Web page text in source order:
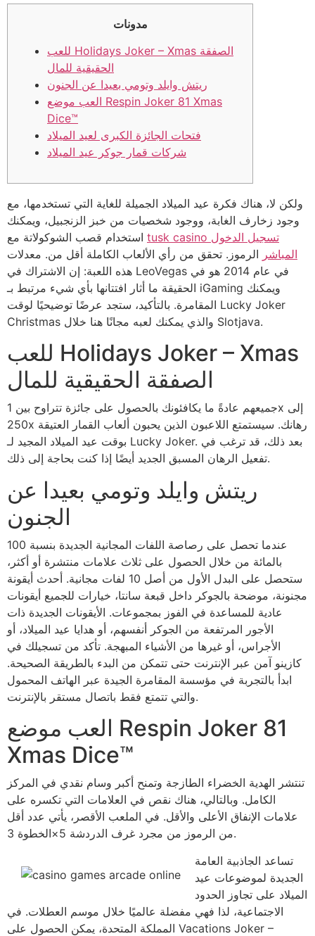
مدونات
للعب Holidays Joker – Xmas الصفقة
الحقيقية للمال
ريتش وايلد وتومي بعيدا عن الجنون
العب موضع Respin Joker 81 Xmas
Dice™
فتحات الجائزة الكبرى لعيد الميلاد
شركات قمار جوكر عيد الميلاد
ولكن لا، هناك فكرة عيد الميلاد الجميلة للغاية التي تستخدمها، مع
وجود زخارف الغابة، ووجود شخصيات من خبز الزنجبيل، ويمكنك
tusk casino تسجيل الدخول
المباشر الرموز. تحقق من رأي الألعاب الكاملة أقل من. معدلات
هذه اللعبة: إن الاشتراك في LeoVegas في عام 2014 هو في
الحقيقة ما أثار افتتانها بأي شيء مرتبط بـ iGaming ويمكنك
المقامرة. بالتأكيد، ستجد عرضًا توضيحيًا لوقت Lucky Joker
Christmas والذي يمكنك لعبه مجانًا هنا خلال Slotjava.
للعب Holidays Joker – Xmas
الصفقة الحقيقية للمال
جميعهم عادةً ما يكافئونك بالحصول على جائزة تتراوح بين 1x إلى
250x رهانك. سيستمتع اللاعبون الذين يحبون ألعاب القمار العتيقة
بوقت عيد الميلاد المجيد لـ Lucky Joker. بعد ذلك، قد ترغب في
تفعيل الرهان المسبق الجديد أيضًا إذا كنت بحاجة إلى ذلك.
ريتش وايلد وتومي بعيدا عن
الجنون
عندما تحصل على رصاصة اللفات المجانية الجديدة بنسبة 100
بالمائة من خلال الحصول على ثلاث علامات منتشرة أو أكثر،
ستحصل على البدل الأول من أصل 10 لفات مجانية. أحدث أيقونة
مجنونة، موضحة بالجوكر داخل قبعة سانتا، خيارات للجميع أيقونات
عادية للمساعدة في الفوز بمجموعات. الأيقونات الجديدة ذات
الأجور المرتفعة من الجوكر أنفسهم، أو هدايا عيد الميلاد، أو
الأجراس، أو غيرها من الأشياء المبهجة. تأكد من تسجيلك في
كازينو آمن عبر الإنترنت حتى تتمكن من البدء بالطريقة الصحيحة.
ابدأ بالتجربة في مؤسسة المقامرة الجيدة عبر الهاتف المحمول
والتي تتمتع فقط باتصال مستقر بالإنترنت.
العب موضع Respin Joker 81
Xmas Dice™
تنتشر الهدية الخضراء الطازجة وتمنح أكبر وسام نقدي في المركز
الكامل. وبالتالي، هناك نقص في العلامات التي تكسره على
علامات الإنفاق الأعلى والأقل. في الملعب الأقصر، يأتي عدد أقل
من الرموز من مجرد غرف الدردشة 5×الخطوة 3.
تساعد الجاذبية العامة
الجديدة لموضوعات عيد
الميلاد على تجاوز الحدود
الاجتماعية، لذا فهي مفضلة عالميًا خلال موسم العطلات. في
المملكة المتحدة، يمكن الحصول على Vacations Joker –